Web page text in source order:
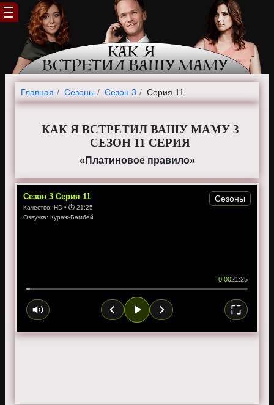
Главная Cезоны Сезон 3 Серия 11
КАК Я ВСТРЕТИЛ ВАШУ МАМУ 3
СЕЗОН 11 СЕРИЯ
«Платиновое правило»
Сезон 3 Серия 11
Качество: HD • ⏱ 21:25
Озвучка: Кураж-Бамбей
0:0021:25
Сезоны